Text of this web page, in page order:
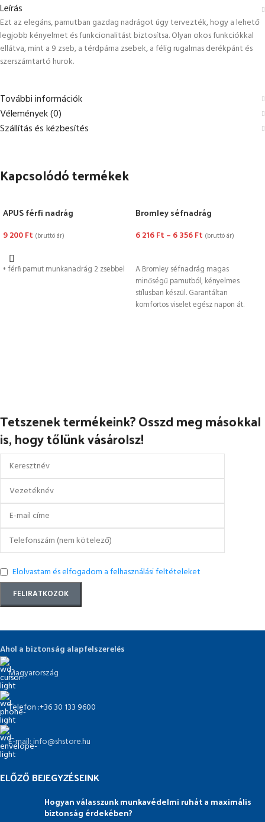
Leírás
Ezt az elegáns, pamutban gazdag nadrágot úgy tervezték, hogy a lehető
legjobb kényelmet és funkcionalitást biztosítsa. Olyan okos funkciókkal
ellátva, mint a 9 zseb, a térdpárna zsebek, a félig rugalmas derékpánt és
szerszámtartó hurok.
További információk
Vélemények (0)
Szállítás és kézbesítés
Kapcsolódó termékek
APUS férfi nadrág
9 200Ft (bruttó ár)
OPCIÓK VÁLASZTÁSA
• férfi pamut munkanadrág 2 zsebbel
Bromley séfnadrág
6 216Ft – 6 356Ft (bruttó ár)
A Bromley séfnadrág magas
minőségű pamutból, kényelmes
stílusban készül. Garantáltan
komfortos viselet egész napon át.
Tetszenek termékeink? Osszd meg másokkal
is, hogy tőlünk vásárolsz!
Elolvastam és elfogadom a felhasználási feltételeket
Ahol a biztonság alapfelszerelés
Magyarország
Telefon :+36 30 133 9600
E-mail: info@shstore.hu
ELŐZŐ BEJEGYZÉSEINK
Hogyan válasszunk munkavédelmi ruhát a maximális
biztonság érdekében?